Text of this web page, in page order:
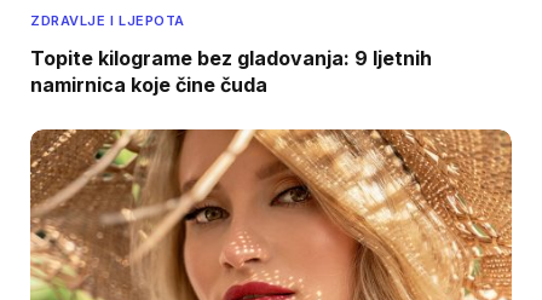
ZDRAVLJE I LJEPOTA
Topite kilograme bez gladovanja: 9 ljetnih
namirnica koje čine čuda